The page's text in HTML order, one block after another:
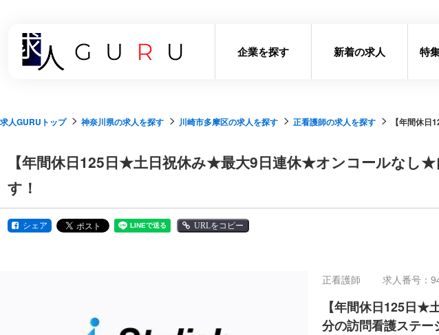
企業を探す 新着の求人 特
求人GURUトップ 神奈川県の求人を探す 川崎市多摩区の求人を探す 正看護師の求人を探す 【年間休
【年間休日125日★土日祝休み★最大9日連休★オンコールなし
す！
シェア URLをコピー
正看護師 求人番号：
【年間休日125日
分の訪問看護ステー